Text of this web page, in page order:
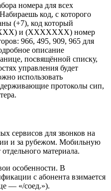
номера для всех
код, с которого
(+7), код который
(ХХХ) и (ХХХХХХХ) номер
966, 495, 909, 965 для
описание
посвящённой списку,
управления будет
использовать
протоколы сип,
сервисов для звонков на
и за рубежом. Мобильную
материала.
особенности. В
с абонента взимается
— «/соед.»).